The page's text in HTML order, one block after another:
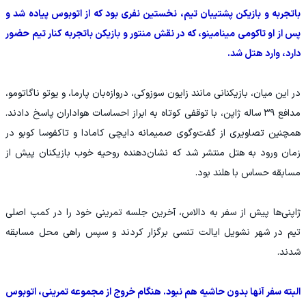
باتجربه و بازیکن پشتیبان تیم، نخستین نفری بود که از اتوبوس پیاده شد و
پس از او تاکومی مینامینو، که در نقش منتور و بازیکن باتجربه کنار تیم حضور
دارد، وارد هتل شد.
در این میان، بازیکنانی مانند زایون سوزوکی، دروازه‌بان پارما، و یوتو ناگاتومو،
مدافع ۳۹ ساله ژاپن، با توقفی کوتاه به ابراز احساسات هواداران پاسخ دادند.
همچنین تصاویری از گفت‌وگوی صمیمانه دایچی کامادا و تاکفوسا کوبو در
زمان ورود به هتل منتشر شد که نشان‌دهنده روحیه خوب بازیکنان پیش از
مسابقه حساس با هلند بود.
ژاپنی‌ها پیش از سفر به دالاس، آخرین جلسه تمرینی خود را در کمپ اصلی
تیم در شهر نشویل ایالت تنسی برگزار کردند و سپس راهی محل مسابقه
شدند.
البته سفر آنها بدون حاشیه هم نبود. هنگام خروج از مجموعه تمرینی، اتوبوس